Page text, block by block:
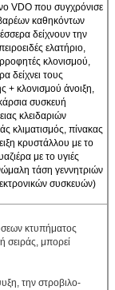
VDO που συγχρόνισε
καθηκόντων
δείχνουν την
ελατήριο,
κλονισμού,
δείχνει τους
+ κλονισμού άνοιξη,
συσκευή
κλειδαριών
κλιματισμός, πίνακας
κρυστάλλου με το
με το υγιές
τάση γεννητριών
συσκευών)
κτυπήματος
μπορεί
την στροβιλο-